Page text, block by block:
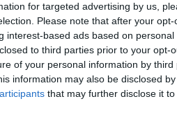
for targeted advertising by us,
Please note that after your
interest-based ads based on
to third parties prior to your opt-
of your personal information by third
information may also be disclosed
that may further disclose it